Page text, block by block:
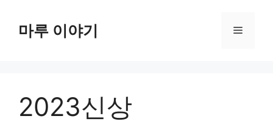
마루 이야기 메
2023신상